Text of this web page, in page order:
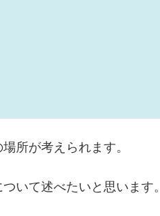
所が考えられます。
いて述べたいと思います。